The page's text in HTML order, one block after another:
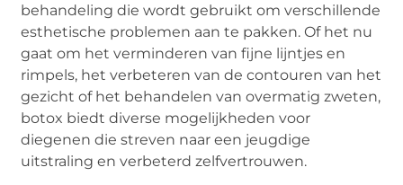
behandeling die wordt gebruikt om verschillende
esthetische problemen aan te pakken. Of het nu
gaat om het verminderen van fijne lijntjes en
rimpels, het verbeteren van de contouren van het
gezicht of het behandelen van overmatig zweten,
botox biedt diverse mogelijkheden voor
diegenen die streven naar een jeugdige
uitstraling en verbeterd zelfvertrouwen.